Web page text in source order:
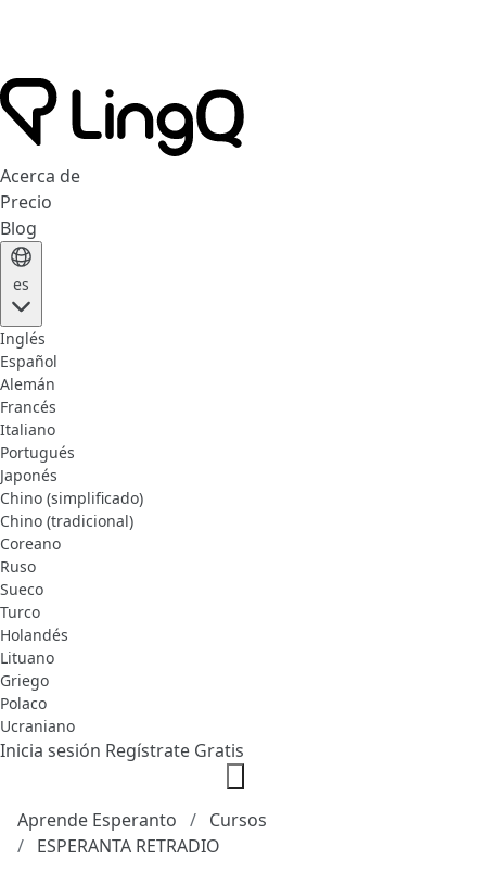
Acerca de
Precio
Blog
es
Inglés
Español
Alemán
Francés
Italiano
Portugués
Japonés
Chino (simplificado)
Chino (tradicional)
Coreano
Ruso
Sueco
Turco
Holandés
Lituano
Griego
Polaco
Ucraniano
Inicia sesión Regístrate Gratis
Aprende Esperanto
Cursos
ESPERANTA RETRADIO